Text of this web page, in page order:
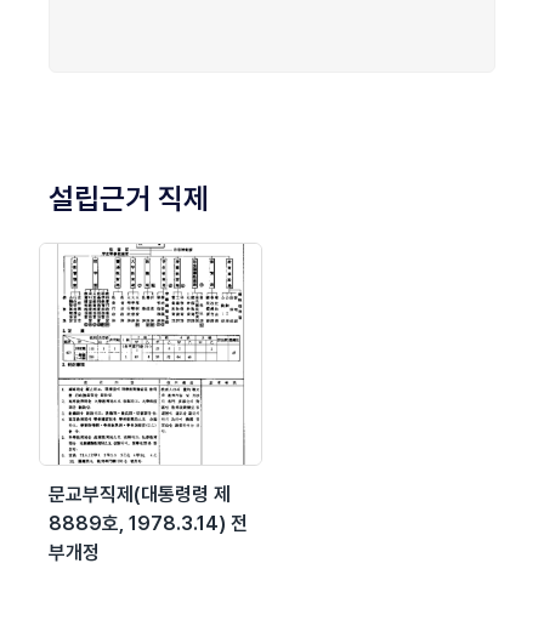
설립근거 직제
문교부직제(대통령령 제
8889호, 1978.3.14) 전
부개정